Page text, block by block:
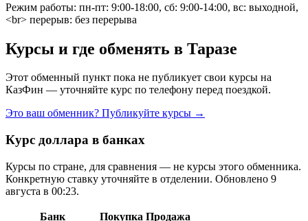
Режим работы: пн-пт: 9:00-18:00, сб: 9:00-14:00, вс: выходной,
<br> перерыв: без перерыва
Курсы и где обменять в Таразе
Этот обменный пункт пока не публикует свои курсы на
КазФин — уточняйте курс по телефону перед поездкой.
Это ваш обменник? Публикуйте курсы →
Курс доллара в банках
Курсы по стране, для сравнения — не курсы этого обменника.
Конкретную ставку уточняйте в отделении. Обновлено 9
августа в 00:23.
Банк Покупка Продажа